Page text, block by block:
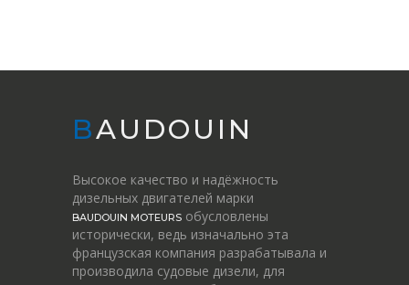
BAUDOUIN
Высокое качество и надёжность
дизельных двигателей марки
BAUDOUIN MOTEURS обусловлены
исторически, ведь изначально эта
французская компания разрабатывала и
производила судовые дизели, для